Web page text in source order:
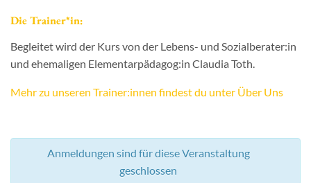
Die Trainer*in:
Begleitet wird der Kurs von der Lebens- und Sozialberater:in
und ehemaligen Elementarpädagog:in Claudia Toth.
Mehr zu unseren Trainer:innen findest du unter Über Uns
Anmeldungen sind für diese Veranstaltung
geschlossen